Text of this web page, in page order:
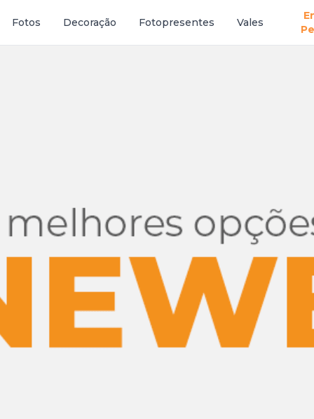
Fotos Decoração Fotopresentes Vales